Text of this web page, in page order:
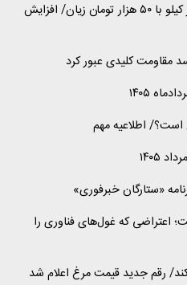
هشدار درباره بازار مرغ؛ فروش هر کیلو با ۵۰ هزار تومان زیان/ افزایش
است؟/ اطلاعیه مهم
۱۴۰۵
«ستارگان خبرفوری»
اعتراضی که غول‌های فناوری را
رقم جدید قیمت مرغ اعلام شد